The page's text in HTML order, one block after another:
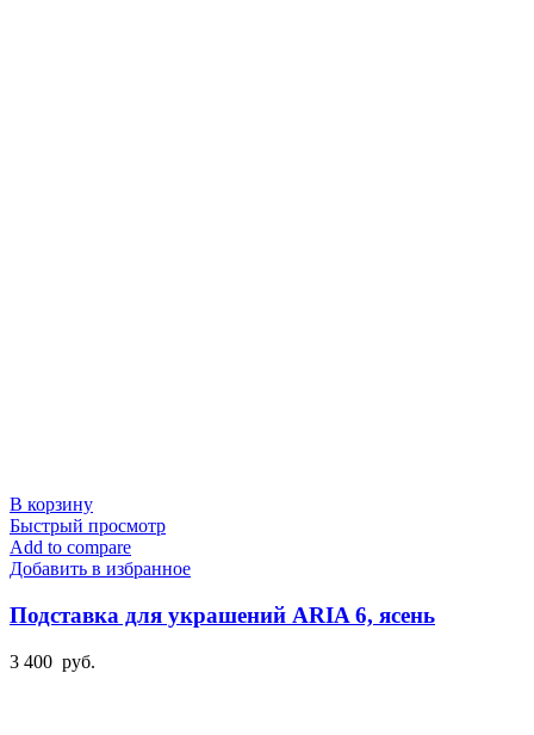
В корзину
Быстрый просмотр
Add to compare
Добавить в избранное
Подставка для украшений ARIA 6, ясень
3 400 руб.